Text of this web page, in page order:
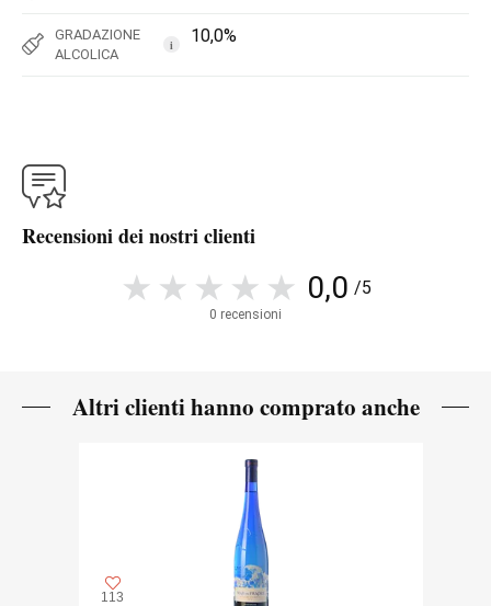
GRADAZIONE
ALCOLICA
i 10,0%
Recensioni dei nostri clienti
0,0 /5
0 recensioni
Altri clienti hanno comprato anche
113